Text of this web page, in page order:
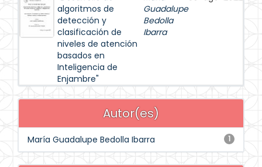
algoritmos de
detección y
clasificación de
niveles de atención
basados en
Inteligencia de
Enjambre"
Guadalupe
Bedolla
Ibarra
Autor(es)
1
María Guadalupe Bedolla Ibarra